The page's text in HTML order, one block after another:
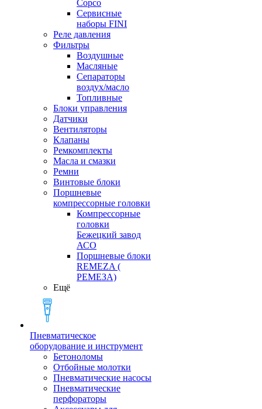
Copco
Сервисные
наборы FINI
Реле давления
Фильтры
Воздушные
Масляные
Сепараторы
воздух/масло
Топливные
Блоки управления
Датчики
Вентиляторы
Клапаны
Ремкомплекты
Масла и смазки
Ремни
Винтовые блоки
Поршневые
компрессорные головки
Компрессорные
головки
Бежецкий завод
АСО
Поршневые блоки
REMEZA (
РЕМЕЗА)
Ещё
Пневматическое
оборудование и инструмент
Бетоноломы
Отбойные молотки
Пневматические насосы
Пневматические
перфораторы